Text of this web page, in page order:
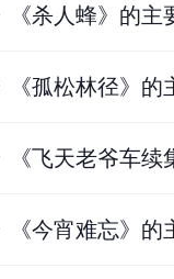
《杀人蜂》的主
《孤松林径》的
《飞天老爷车
《今宵难忘》的